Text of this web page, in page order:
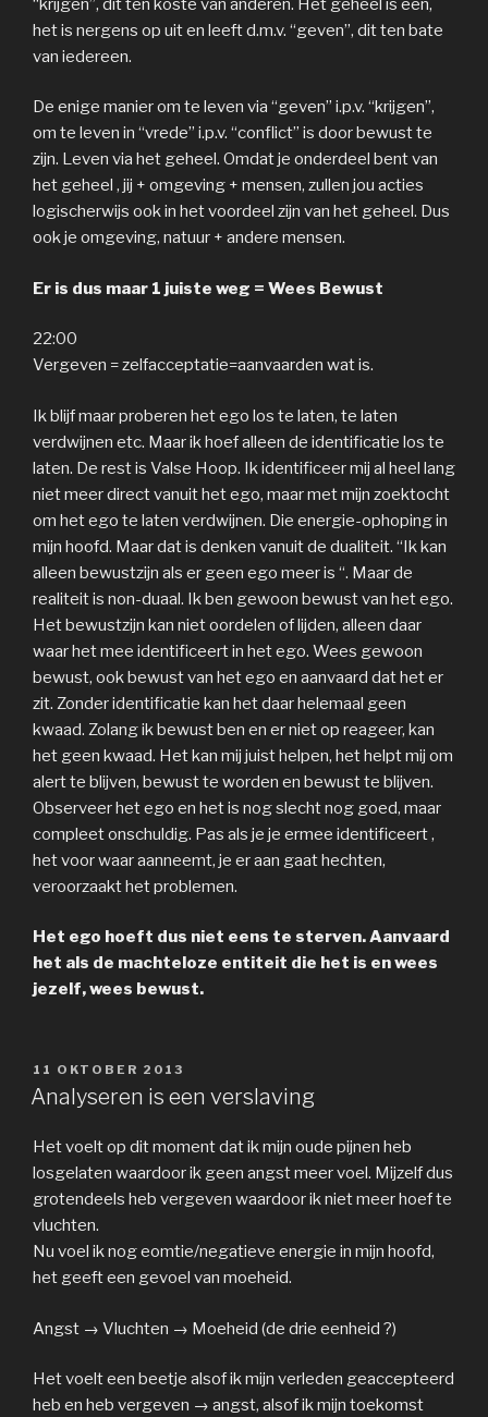
het is nergens op uit en leeft d.m.v. “geven”, dit ten bate
van iedereen.
De enige manier om te leven via “geven” i.p.v. “krijgen”,
om te leven in “vrede” i.p.v. “conflict” is door bewust te
zijn. Leven via het geheel. Omdat je onderdeel bent van
het geheel , jij + omgeving + mensen, zullen jou acties
logischerwijs ook in het voordeel zijn van het geheel. Dus
ook je omgeving, natuur + andere mensen.
Er is dus maar 1 juiste weg = Wees Bewust
22:00
Vergeven = zelfacceptatie=aanvaarden wat is.
Ik blijf maar proberen het ego los te laten, te laten
verdwijnen etc. Maar ik hoef alleen de identificatie los te
laten. De rest is Valse Hoop. Ik identificeer mij al heel lang
niet meer direct vanuit het ego, maar met mijn zoektocht
om het ego te laten verdwijnen. Die energie-ophoping in
mijn hoofd. Maar dat is denken vanuit de dualiteit. “Ik kan
alleen bewustzijn als er geen ego meer is “. Maar de
realiteit is non-duaal. Ik ben gewoon bewust van het ego.
Het bewustzijn kan niet oordelen of lijden, alleen daar
waar het mee identificeert in het ego. Wees gewoon
bewust, ook bewust van het ego en aanvaard dat het er
zit. Zonder identificatie kan het daar helemaal geen
kwaad. Zolang ik bewust ben en er niet op reageer, kan
het geen kwaad. Het kan mij juist helpen, het helpt mij om
alert te blijven, bewust te worden en bewust te blijven.
Observeer het ego en het is nog slecht nog goed, maar
compleet onschuldig. Pas als je je ermee identificeert ,
het voor waar aanneemt, je er aan gaat hechten,
veroorzaakt het problemen.
Het ego hoeft dus niet eens te sterven. Aanvaard
het als de machteloze entiteit die het is en wees
jezelf, wees bewust.
GEPLAATST
OP
11 OKTOBER 2013
Analyseren is een verslaving
Het voelt op dit moment dat ik mijn oude pijnen heb
losgelaten waardoor ik geen angst meer voel. Mijzelf dus
grotendeels heb vergeven waardoor ik niet meer hoef te
vluchten.
Nu voel ik nog eomtie/negatieve energie in mijn hoofd,
het geeft een gevoel van moeheid.
Angst → Vluchten → Moeheid (de drie eenheid ?)
Het voelt een beetje alsof ik mijn verleden geaccepteerd
heb en heb vergeven → angst, alsof ik mijn toekomst